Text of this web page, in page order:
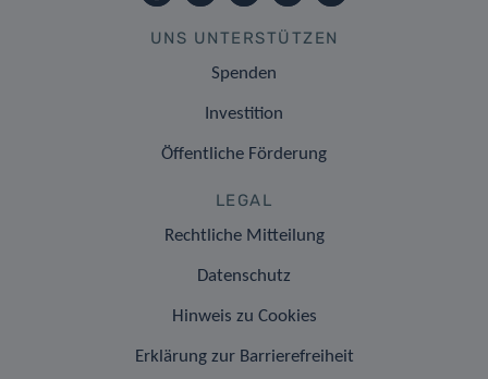
UNS UNTERSTÜTZEN
Spenden
Investition
Öffentliche Förderung
LEGAL
Rechtliche Mitteilung
Datenschutz
Hinweis zu Cookies
Erklärung zur Barrierefreiheit